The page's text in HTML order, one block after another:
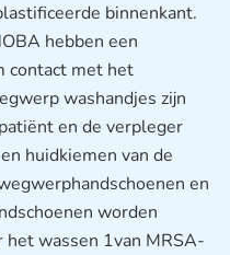
binnenkant.
hebben een
contact met het
washandjes zijn
en de verpleger
huidkiemen van de
en
worden
wassen 1van MRSA-